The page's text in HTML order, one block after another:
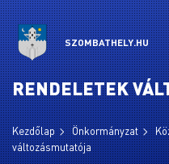
SZOMBATHELY.HU
RENDELETEK
Kezdőlap Önkormányzat
változásmutatója